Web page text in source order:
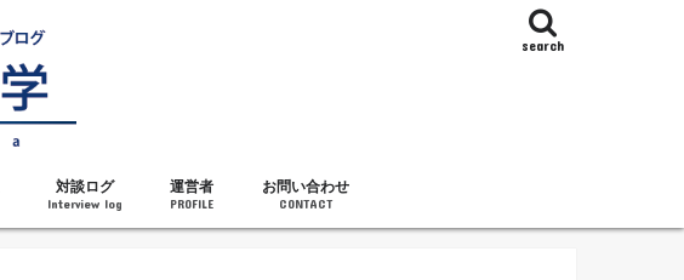
search
対談ログ
Interview log
運営者
PROFILE
お問い合わせ
CONTACT